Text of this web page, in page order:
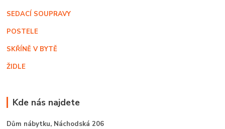
SEDACÍ SOUPRAVY
POSTELE
SKŘÍNĚ V BYTĚ
ŽIDLE
Kde nás najdete
Dům nábytku, Náchodská 206